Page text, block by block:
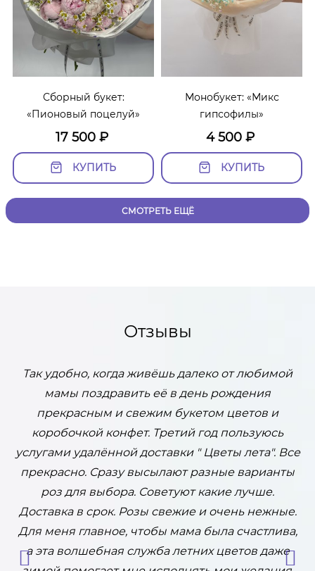
Сборный букет:
«Пионовый поцелуй»
17 500₽
КУПИТЬ
Монобукет: «Микс
гипсофилы»
4 500₽
КУПИТЬ
СМОТРЕТЬ ЕЩЁ
Отзывы
Так удобно, когда живёшь далеко от любимой
мамы поздравить её в день рождения
прекрасным и свежим букетом цветов и
коробочкой конфет. Третий год пользуюсь
услугами удалённой доставки " Цветы лета". Все
прекрасно. Сразу высылают разные варианты
роз для выбора. Советуют какие лучше.
Доставка в срок. Розы свежие и очень нежные.
Для меня главное, чтобы мама была счастлива,
а эта волшебная служба летних цветов даже